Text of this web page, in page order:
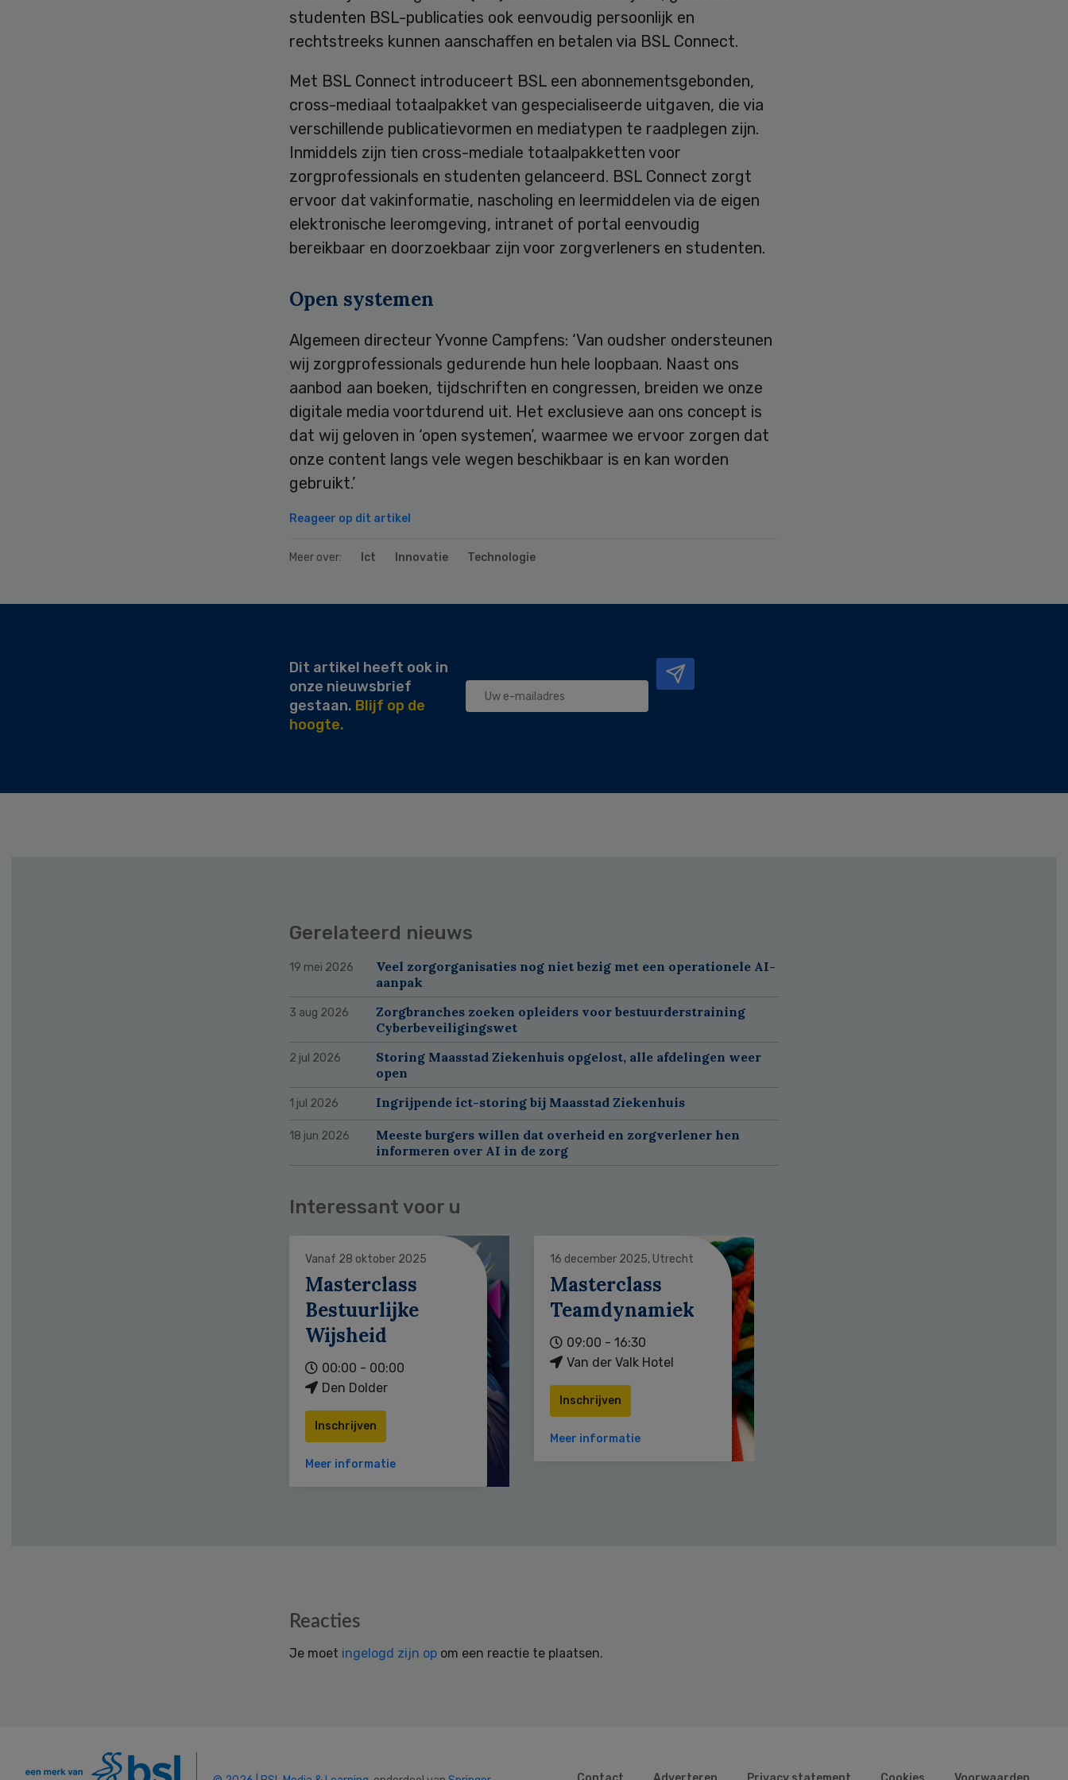
studenten BSL-publicaties ook eenvoudig persoonlijk en
rechtstreeks kunnen aanschaffen en betalen via BSL Connect.
Met BSL Connect introduceert BSL een abonnementsgebonden,
cross-mediaal totaalpakket van gespecialiseerde uitgaven, die via
verschillende publicatievormen en mediatypen te raadplegen zijn.
Inmiddels zijn tien cross-mediale totaalpakketten voor
zorgprofessionals en studenten gelanceerd. BSL Connect zorgt
ervoor dat vakinformatie, nascholing en leermiddelen via de eigen
elektronische leeromgeving, intranet of portal eenvoudig
bereikbaar en doorzoekbaar zijn voor zorgverleners en studenten.
Open systemen
Algemeen directeur Yvonne Campfens: ‘Van oudsher ondersteunen
wij zorgprofessionals gedurende hun hele loopbaan. Naast ons
aanbod aan boeken, tijdschriften en congressen, breiden we onze
digitale media voortdurend uit. Het exclusieve aan ons concept is
dat wij geloven in ‘open systemen’, waarmee we ervoor zorgen dat
onze content langs vele wegen beschikbaar is en kan worden
gebruikt.’
Reageer op dit artikel
Meer over: Ict Innovatie Technologie
Dit artikel heeft ook in
onze nieuwsbrief
gestaan. Blijf op de
hoogte.
Gerelateerd nieuws
19 mei 2026
Veel zorgorganisaties nog niet bezig met een operationele AI-
aanpak
3 aug 2026
Zorgbranches zoeken opleiders voor bestuurderstraining
Cyberbeveiligingswet
2 jul 2026
Storing Maasstad Ziekenhuis opgelost, alle afdelingen weer
open
1 jul 2026 Ingrijpende ict-storing bij Maasstad Ziekenhuis
18 jun 2026
Meeste burgers willen dat overheid en zorgverlener hen
informeren over AI in de zorg
Interessant voor u
Vanaf 28 oktober 2025
Masterclass
Bestuurlijke
Wijsheid
00:00 - 00:00
Den Dolder
Inschrijven
Meer informatie
16 december 2025, Utrecht
Masterclass
Teamdynamiek
09:00 - 16:30
Van der Valk Hotel
Inschrijven
Meer informatie
Reacties
Je moet ingelogd zijn op om een reactie te plaatsen.